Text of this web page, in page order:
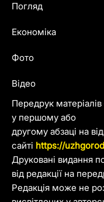
Передрук
у першому або
другому абзаці на
сайті https://
Друковані видання
від редакції на
Редакція може не
Погляд
Економіка
Фото
Відео